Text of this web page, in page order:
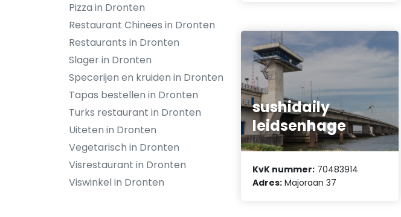
Pizza in Dronten
Restaurant Chinees in Dronten
Restaurants in Dronten
Slager in Dronten
Specerijen en kruiden in Dronten
Tapas bestellen in Dronten
Turks restaurant in Dronten
Uiteten in Dronten
Vegetarisch in Dronten
Visrestaurant in Dronten
Viswinkel in Dronten
sushidaily
leidsenhage
KvK nummer: 70483914
Adres: Majoraan 37